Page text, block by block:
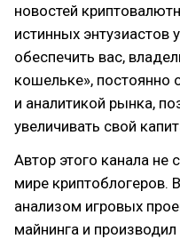
новостей
истинных энтузиастов
обеспечить вас,
кошельке»,
и аналитикой рынка,
увеличивать свой
Автор этого канала
мире криптоблогеров.
анализом игровых
майнинга и